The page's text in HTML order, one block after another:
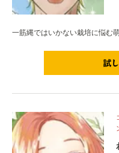
一筋縄ではいかない栽培に悩む